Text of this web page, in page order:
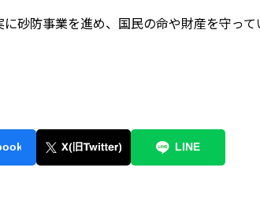
砂防事業を進め、国民の命や財産を守って